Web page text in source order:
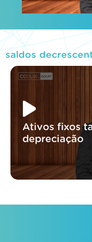
saldos
Ativos fixos
depreciação